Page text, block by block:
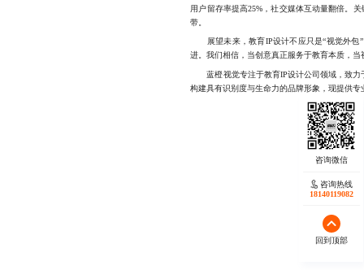
用户留存率提高25%，社交媒体互动量翻倍。
带。
展望未来，教育IP设计不应只是“视觉外包”
进。我们相信，当创意真正服务于教育本质，
蓝橙视觉专注于教育IP设计公司领域，致力
构建具有识别度与生命力的品牌形象，现提供专
咨询热线
18140119082
回到顶部